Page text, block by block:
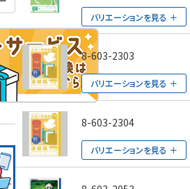
バリエーションを見る
8-603-2303
バリエーションを見る
8-603-2304
バリエーションを見る